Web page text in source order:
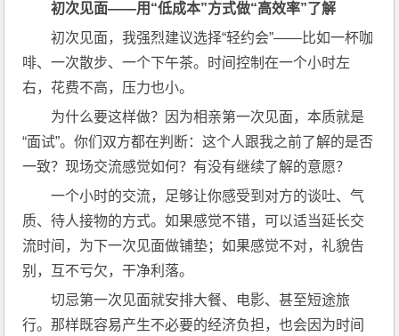
初次见面——用“低成本”方式做“高效率”了解
初次见面，我强烈建议选择“轻约会”——比如一杯咖
啡、一次散步、一个下午茶。时间控制在一个小时左
右，花费不高，压力也小。
为什么要这样做？因为相亲第一次见面，本质就是
“面试”。你们双方都在判断：这个人跟我之前了解的是否
一致？现场交流感觉如何？有没有继续了解的意愿？
一个小时的交流，足够让你感受到对方的谈吐、气
质、待人接物的方式。如果感觉不错，可以适当延长交
流时间，为下一次见面做铺垫；如果感觉不对，礼貌告
别，互不亏欠，干净利落。
切忌第一次见面就安排大餐、电影、甚至短途旅
行。那样既容易产生不必要的经济负担，也会因为时间